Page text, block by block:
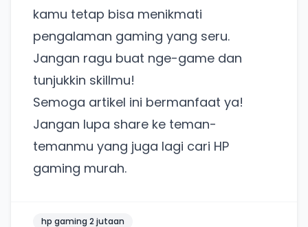
kamu tetap bisa menikmati
pengalaman gaming yang seru.
Jangan ragu buat nge-game dan
tunjukkin skillmu!
Semoga artikel ini bermanfaat ya!
Jangan lupa share ke teman-
temanmu yang juga lagi cari HP
gaming murah.
hp gaming 2 jutaan
Punya website SMM baru nih! Coba BulkFame
untuk pengalaman lebih baik.
Tanpa daftar ulang, gratis dicoba. Kamu tetap bisa
Coba BulkFame
Lain kali saja